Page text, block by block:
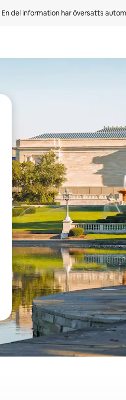
En del information har översatts
och nedåtpilarna eller utforska